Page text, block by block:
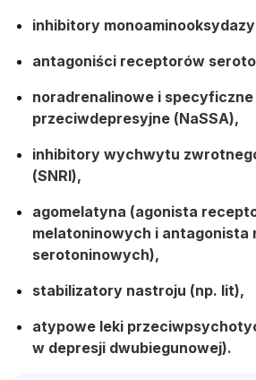
inhibitory
antagoniści receptorów
noradrenalinowe i
przeciwdepresyjne (NaSSA),
inhibitory wychwytu
(SNRI),
agomelatyna (agonista
melatoninowych i antagonista
serotoninowych),
stabilizatory nastroju (np. lit),
atypowe leki
w depresji dwubiegunowej).